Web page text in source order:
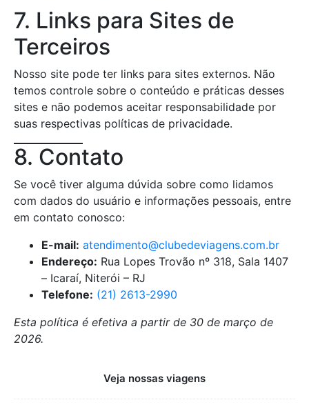
7. Links para Sites de
Terceiros
Nosso site pode ter links para sites externos. Não
temos controle sobre o conteúdo e práticas desses
sites e não podemos aceitar responsabilidade por
suas respectivas políticas de privacidade.
8. Contato
Se você tiver alguma dúvida sobre como lidamos
com dados do usuário e informações pessoais, entre
em contato conosco:
E-mail: atendimento@clubedeviagens.com.br
Endereço: Rua Lopes Trovão nº 318, Sala 1407
– Icaraí, Niterói – RJ
Telefone: (21) 2613-2990
Esta política é efetiva a partir de 30 de março de
2026.
Veja nossas viagens